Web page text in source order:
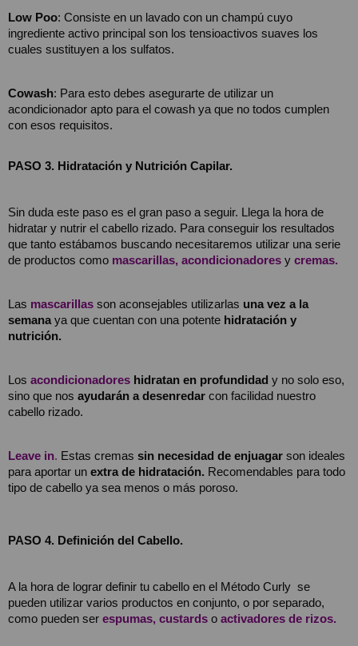
Low Poo: Consiste en un lavado con un champú cuyo
ingrediente activo principal son los tensioactivos suaves los
cuales sustituyen a los sulfatos.
Cowash: Para esto debes asegurarte de utilizar un
acondicionador apto para el cowash ya que no todos cumplen
con esos requisitos.
PASO 3. Hidratación y Nutrición Capilar.
Sin duda este paso es el gran paso a seguir. Llega la hora de
hidratar y nutrir el cabello rizado. Para conseguir los resultados
que tanto estábamos buscando necesitaremos utilizar una serie
de productos como mascarillas, acondicionadores y cremas.
Las mascarillas son aconsejables utilizarlas una vez a la
semana ya que cuentan con una potente hidratación y
nutrición.
Los acondicionadores hidratan en profundidad y no solo eso,
sino que nos ayudarán a desenredar con facilidad nuestro
cabello rizado.
Leave in. Estas cremas sin necesidad de enjuagar son ideales
para aportar un extra de hidratación. Recomendables para todo
tipo de cabello ya sea menos o más poroso.
PASO 4. Definición del Cabello.
A la hora de lograr definir tu cabello en el Método Curly  se
pueden utilizar varios productos en conjunto, o por separado,
como pueden ser espumas, custards o activadores de rizos.